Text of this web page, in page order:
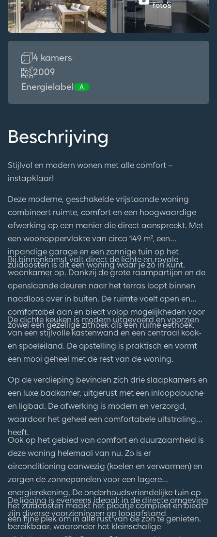
foto's
4 kamers
2009
Energielabel
A
Beschrijving
Stijlvol en modern wonen met alle comfort –
instapklaar!
Deze moderne, geschakelde vrijstaande woning
combineert ruimte, comfort en een hoogwaardige
afwerking op een manier die direct aanspreekt. Met
een woonoppervlakte van circa 149 m², een
inpandige garage en een zonnige tuin op het
zuidoosten is dit een woning waar je zó in kunt.
Bij binnenkomst valt direct de lichte en royale
woonkamer op. Dankzij de grote raampartijen en de
openslaande deuren naar het terras loopt binnen
naadloos over in buiten. De ruimte voelt open en
comfortabel aan en biedt volop mogelijkheden voor
zowel een gezellige zithoek als een ruime eethoek.
De dichte keuken is modern uitgevoerd en voorzien
van een stijlvolle kastenwand en een centraal kook-
en spoeleiland. De opstelling is praktisch en vormt
een mooi geheel met de rest van de woning.
Op de verdieping bevinden zich drie slaapkamers en
een luxe badkamer, uitgerust met een inloopdouche
en ligbad. De afwerking is modern en verzorgd,
waardoor het geheel een comfortabele uitstraling
heeft.
Ook op het gebied van comfort en duurzaamheid is
deze woning helemaal van nu. Zo is er
airconditioning aanwezig (koelen en verwarmen) en
zorgen de zonnepanelen voor een lagere
energierekening. De onderhoudsvriendelijke tuin op
het zuidoosten maakt het plaatje compleet en biedt
een fijne plek om in alle rust van de zon te genieten.
De ligging is eveneens ideaal: in de directe omgeving
zijn diverse voorzieningen op loopafstand
bereikbaar, waaronder het kleinschalige